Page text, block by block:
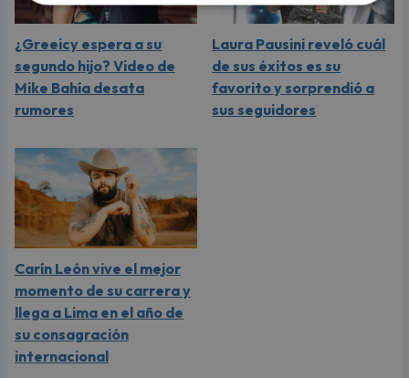
¿Greeicy espera a su
segundo hijo? Video de
Mike Bahía desata
rumores
Laura Pausini reveló cuál
de sus éxitos es su
favorito y sorprendió a
sus seguidores
Carín León vive el mejor
momento de su carrera y
llega a Lima en el año de
su consagración
internacional